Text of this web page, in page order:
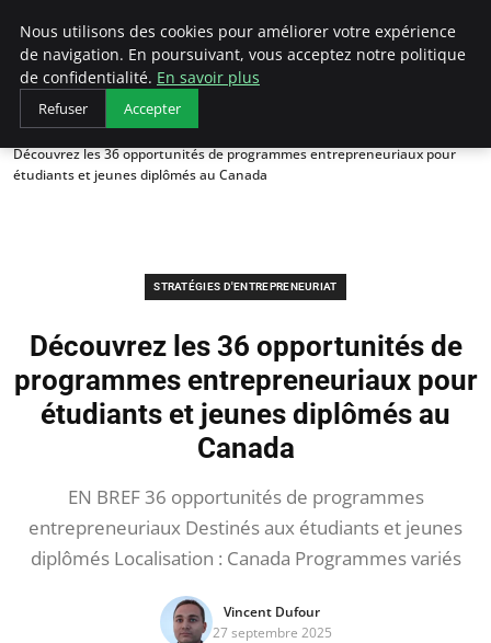
LECFCM
Accueil
Stratégies d'entrepreneuriat
Découvrez les 36 opportunités de programmes entrepreneuriaux pour
étudiants et jeunes diplômés au Canada
STRATÉGIES D'ENTREPRENEURIAT
Découvrez les 36 opportunités de
programmes entrepreneuriaux pour
étudiants et jeunes diplômés au
Canada
EN BREF 36 opportunités de programmes
entrepreneuriaux Destinés aux étudiants et jeunes
diplômés Localisation : Canada Programmes variés
Vincent Dufour
27 septembre 2025
Nous utilisons des cookies pour améliorer votre expérience
de navigation. En poursuivant, vous acceptez notre politique
de confidentialité. En savoir plus
Refuser Accepter